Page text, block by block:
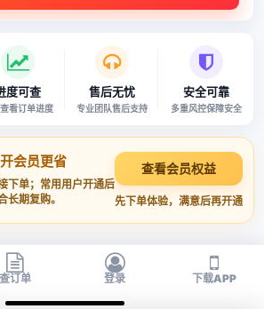
度可查
看订单进度
售后无忧
专业团队售后支持
安全可靠
多重风控保障安全
会员更省
下单；常用用户开通后
长期复购。
查看会员权益
先下单体验，满意后再开通
查订单 登录 下载APP